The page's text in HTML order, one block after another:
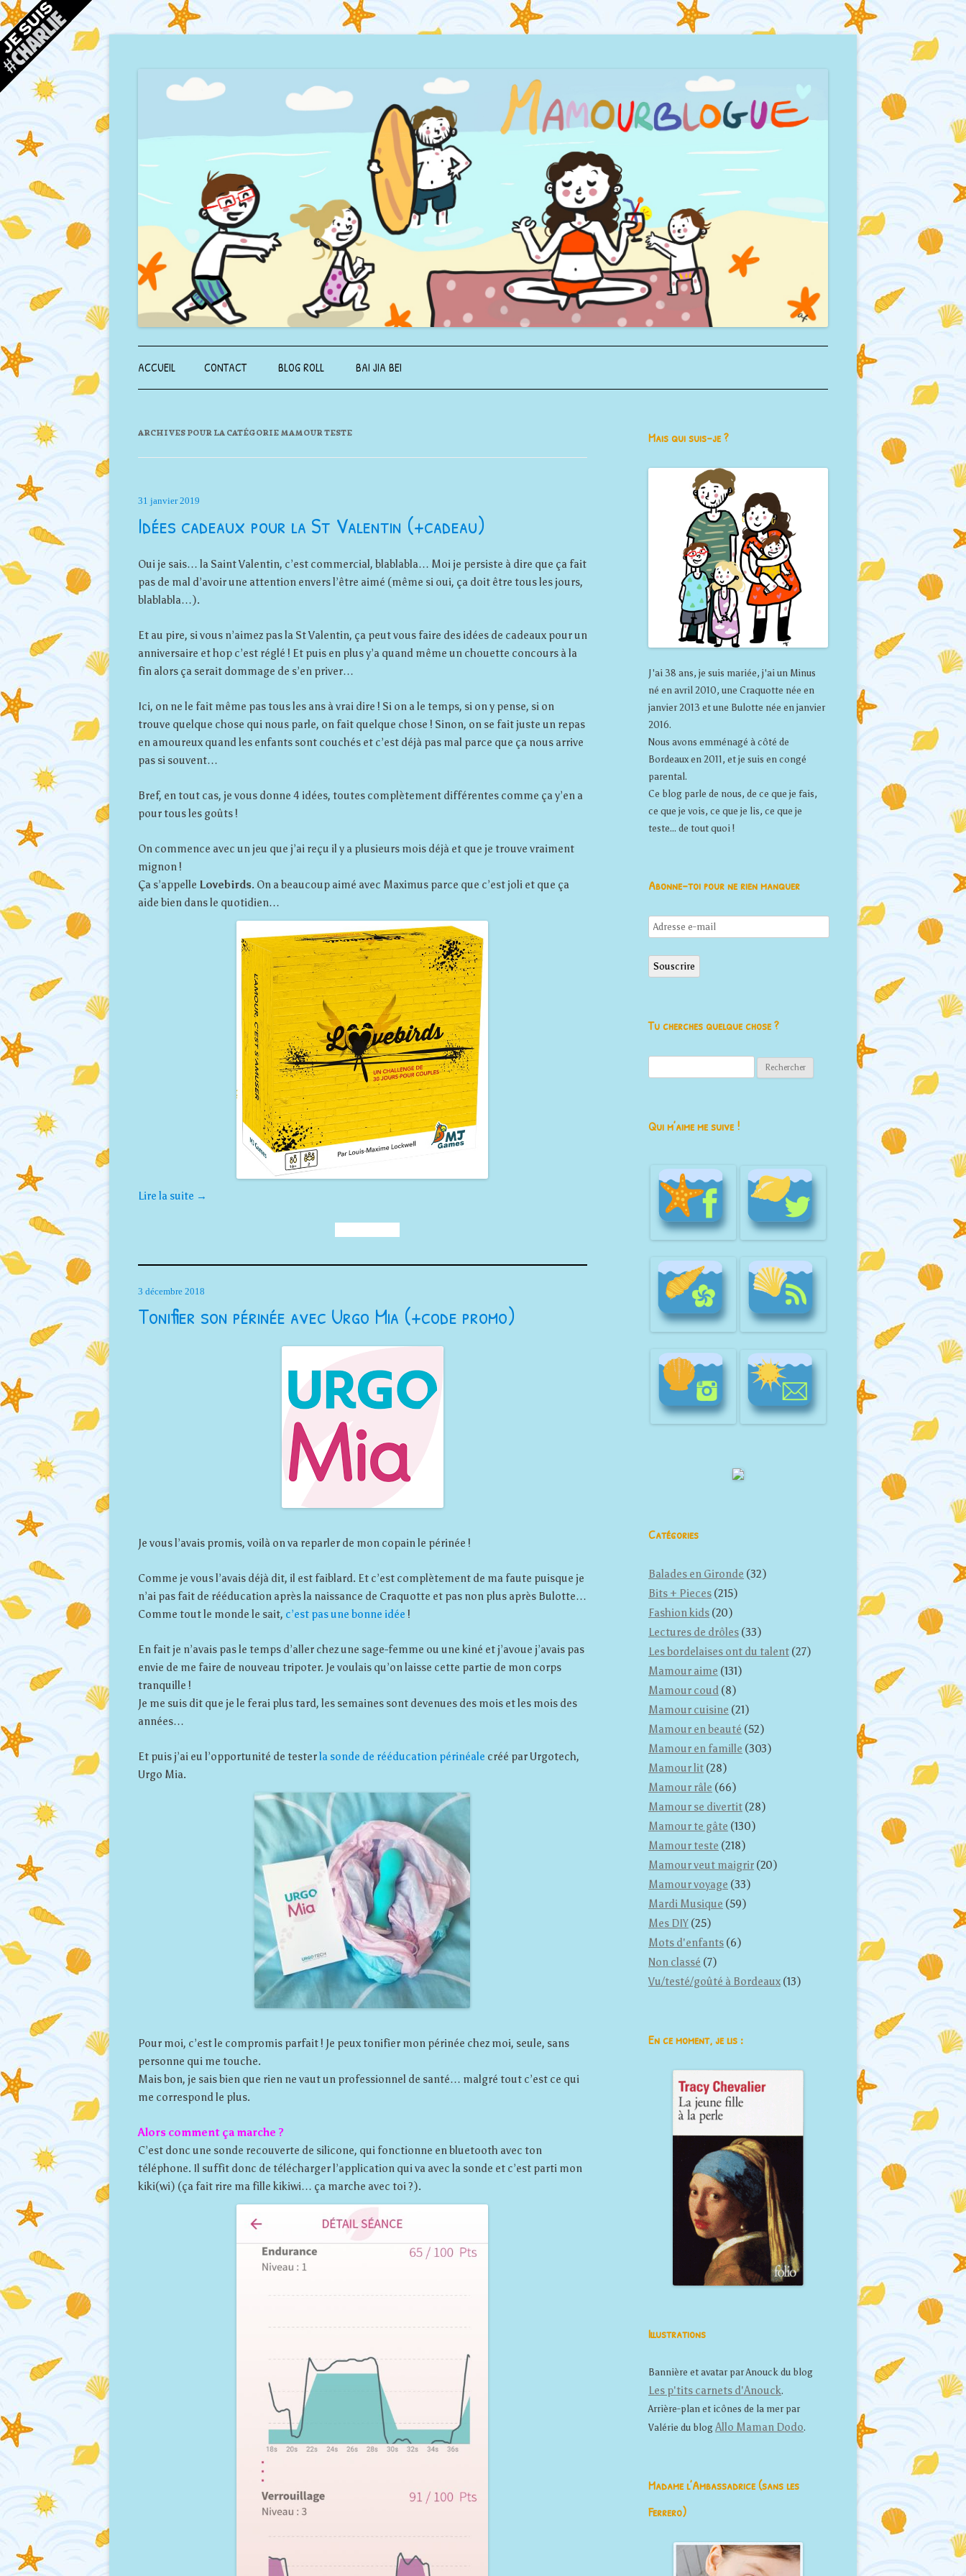
Aller au contenu principal
ACCUEIL CONTACT BLOG ROLL BAI JIA BEI
ARCHIVES POUR LA CATÉGORIE MAMOUR TESTE
31 janvier 2019
Idées cadeaux pour la St Valentin (+cadeau)
Oui je sais… la Saint Valentin, c’est commercial, blablabla… Moi je persiste à dire que ça fait
pas de mal d’avoir une attention envers l’être aimé (même si oui, ça doit être tous les jours,
blablabla…).
Et au pire, si vous n’aimez pas la St Valentin, ça peut vous faire des idées de cadeaux pour un
anniversaire et hop c’est réglé ! Et puis en plus y’a quand même un chouette concours à la
fin alors ça serait dommage de s’en priver…
Ici, on ne le fait même pas tous les ans à vrai dire ! Si on a le temps, si on y pense, si on
trouve quelque chose qui nous parle, on fait quelque chose ! Sinon, on se fait juste un repas
en amoureux quand les enfants sont couchés et c’est déjà pas mal parce que ça nous arrive
pas si souvent…
Bref, en tout cas, je vous donne 4 idées, toutes complètement différentes comme ça y’en a
pour tous les goûts !
On commence avec un jeu que j’ai reçu il y a plusieurs mois déjà et que je trouve vraiment
mignon !
Ça s’appelle Lovebirds. On a beaucoup aimé avec Maximus parce que c’est joli et que ça
aide bien dans le quotidien…
Lire la suite →
3 décembre 2018
Tonifier son périnée avec Urgo Mia (+code promo)
Je vous l’avais promis, voilà on va reparler de mon copain le périnée !
Comme je vous l’avais déjà dit, il est faiblard. Et c’est complètement de ma faute puisque je
n’ai pas fait de rééducation après la naissance de Craquotte et pas non plus après Bulotte…
Comme tout le monde le sait, c’est pas une bonne idée !
En fait je n’avais pas le temps d’aller chez une sage-femme ou une kiné et j’avoue j’avais pas
envie de me faire de nouveau tripoter. Je voulais qu’on laisse cette partie de mon corps
tranquille !
Je me suis dit que je le ferai plus tard, les semaines sont devenues des mois et les mois des
années…
Et puis j’ai eu l’opportunité de testerla sonde de rééducation périnéale créé par Urgotech,
Urgo Mia.
Pour moi, c’est le compromis parfait ! Je peux tonifier mon périnée chez moi, seule, sans
personne qui me touche.
Mais bon, je sais bien que rien ne vaut un professionnel de santé… malgré tout c’est ce qui
me correspond le plus.
Alors comment ça marche ?
C’est donc une sonde recouverte de silicone, qui fonctionne en bluetooth avec ton
téléphone. Il suffit donc de télécharger l’application qui va avec la sonde et c’est parti mon
kiki(wi) (ça fait rire ma fille kikiwi… ça marche avec toi ?).
Mais qui suis-je ?
J'ai 38 ans, je suis mariée, j'ai un Minus
né en avril 2010, une Craquotte née en
janvier 2013 et une Bulotte née en janvier
2016.
Nous avons emménagé à côté de
Bordeaux en 2011, et je suis en congé
parental.
Ce blog parle de nous, de ce que je fais,
ce que je vois, ce que je lis, ce que je
teste... de tout quoi !
Abonne-toi pour ne rien manquer
Adresse
e-
mail
Souscrire
Tu cherches quelque chose ?
Qui m’aime me suive !
Catégories
Balades en Gironde (32)
Bits + Pieces (215)
Fashion kids (20)
Lectures de drôles (33)
Les bordelaises ont du talent (27)
Mamour aime (131)
Mamour coud (8)
Mamour cuisine (21)
Mamour en beauté (52)
Mamour en famille (303)
Mamour lit (28)
Mamour râle (66)
Mamour se divertit (28)
Mamour te gâte (130)
Mamour teste (218)
Mamour veut maigrir (20)
Mamour voyage (33)
Mardi Musique (59)
Mes DIY (25)
Mots d'enfants (6)
Non classé (7)
Vu/testé/goûté à Bordeaux (13)
En ce moment, je lis :
Illustrations
Bannière et avatar par Anouck du blog
Les p'tits carnets d'Anouck.
Arrière-plan et icônes de la mer par
Valérie du blog Allo Maman Dodo.
Madame l’Ambassadrice (sans les
Ferrero)